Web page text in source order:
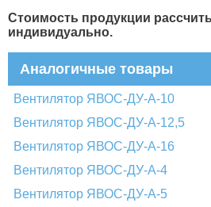
Стоимость продукции
индивидуально.
Аналогичные товары
Вентилятор ЯВОС-ДУ-А-10
Вентилятор ЯВОС-ДУ-А-12,5
Вентилятор ЯВОС-ДУ-А-16
Вентилятор ЯВОС-ДУ-А-4
Вентилятор ЯВОС-ДУ-А-5